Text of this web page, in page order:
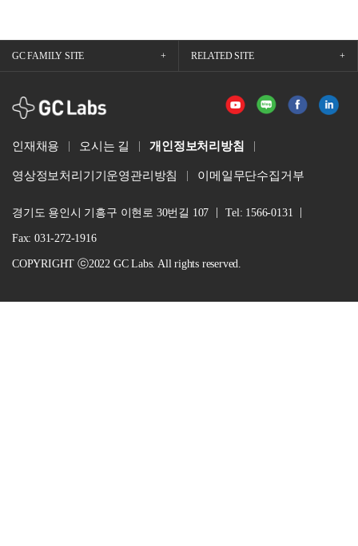
GC FAMILY SITE RELATED SITE
GCLabs
인재채용 오시는 길 개인정보처리방침
영상정보처리기기운영관리방침 이메일무단수집거부
경기도 용인시 기흥구 이현로 30번길 107 Tel: 1566-0131
Fax: 031-272-1916
COPYRIGHT ⓒ2022 GC Labs. All rights reserved.